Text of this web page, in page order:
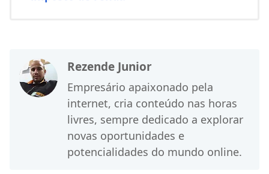
Rezende Junior
Empresário apaixonado pela
internet, cria conteúdo nas horas
livres, sempre dedicado a explorar
novas oportunidades e
potencialidades do mundo online.